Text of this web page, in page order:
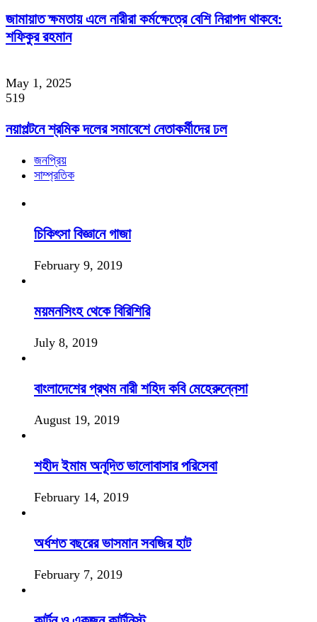
জামায়াত ক্ষমতায় এলে নারীরা কর্মক্ষেত্রে বেশি নিরাপদ থাকবে:
শফিকুর রহমান
May 1, 2025
519
নয়াপল্টনে শ্রমিক দলের সমাবেশে নেতাকর্মীদের ঢল
জনপ্রিয়
সাম্প্রতিক
চিকিৎসা বিজ্ঞানে গাজা
February 9, 2019
ময়মনসিংহ থেকে বিরিশিরি
July 8, 2019
বাংলাদেশের প্রথম নারী শহিদ কবি মেহেরুন্নেসা
August 19, 2019
শহীদ ইমাম অনূদিত ভালোবাসার পরিসেবা
February 14, 2019
অর্ধশত বছরের ভাসমান সবজির হাট
February 7, 2019